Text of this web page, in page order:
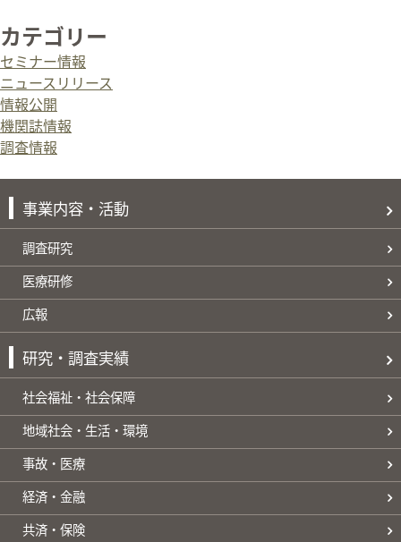
カテゴリー
セミナー情報
ニュースリリース
情報公開
機関誌情報
調査情報
事業内容・活動
調査研究
医療研修
広報
研究・調査実績
社会福祉・社会保障
地域社会・生活・環境
事故・医療
経済・金融
共済・保険